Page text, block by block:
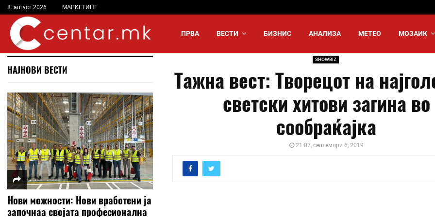
8. август 2026 МАРКЕТИНГ
ПРВА ВЕСТИ БИЗНИС АНАЛИЗА МЕТЕО МОЗАИК
SHOWBIZ
Тажна вест: Творецот на
светски хитови загина во
сообраќајка
21:07, септември 6, 2019
НАЈНОВИ ВЕСТИ
Нови можности: Нови вработени ја
започнаа својата професионална